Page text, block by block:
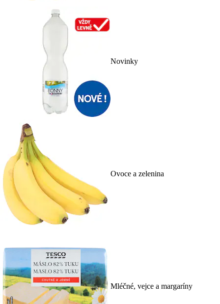
Novinky
Ovoce a zelenina
Mléčné, vejce a margaríny